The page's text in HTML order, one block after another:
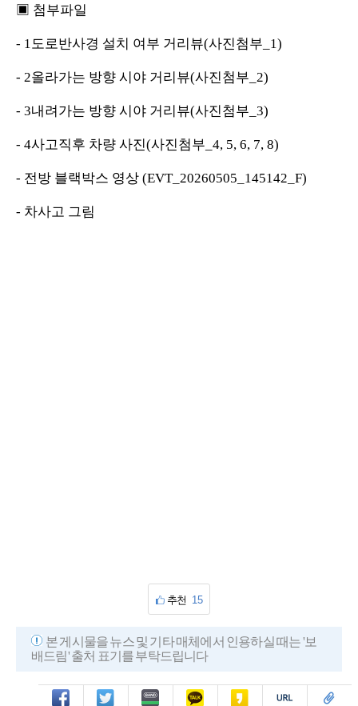
▣ 첨부파일
- 1도로반사경 설치 여부 거리뷰(사진첨부_1)
- 2올라가는 방향 시야 거리뷰(사진첨부_2)
- 3내려가는 방향 시야 거리뷰(사진첨부_3)
- 4사고직후 차량 사진(사진첨부_4, 5, 6, 7, 8)
- 전방 블랙박스 영상 (EVT_20260505_145142_F)
- 차사고 그림
추천 15
본 게시물을 뉴스 및 기타 매체에서 인용하실 때는 '보
배드림' 출처 표기를 부탁드립니다